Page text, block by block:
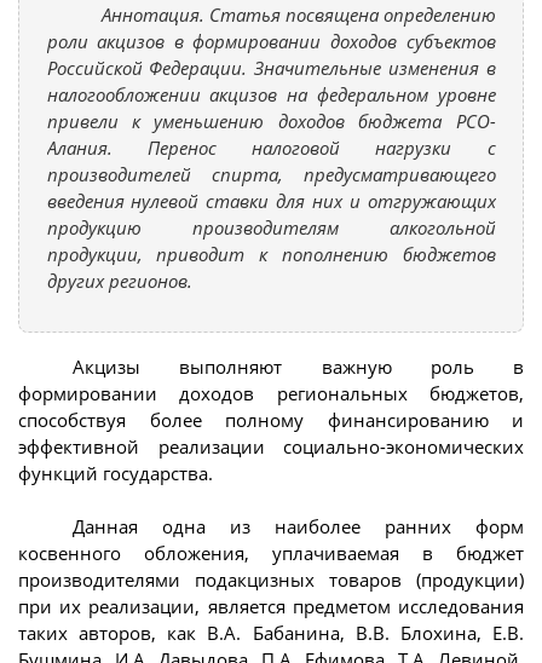
Аннотация. Статья посвящена определению
роли акцизов в формировании доходов субъектов
Российской Федерации. Значительные изменения в
налогообложении акцизов на федеральном уровне
привели к уменьшению доходов бюджета РСО-
Алания. Перенос налоговой нагрузки с
производителей спирта, предусматривающего
введения нулевой ставки для них и отгружающих
продукцию производителям алкогольной
продукции, приводит к пополнению бюджетов
других регионов.
Акцизы выполняют важную роль в
формировании доходов региональных бюджетов,
способствуя более полному финансированию и
эффективной реализации социально-экономических
функций государства.
Данная одна из наиболее ранних форм
косвенного обложения, уплачиваемая в бюджет
производителями подакцизных товаров (продукции)
при их реализации, является предметом исследования
таких авторов, как В.А. Бабанина, В.В. Блохина, Е.В.